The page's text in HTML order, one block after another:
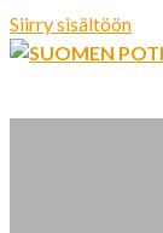
Siirry sisältöön